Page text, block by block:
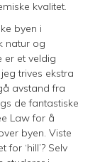
kvalitet.
byen i
natur og
er et veldig
trives ekstra
avstand fra
de fantastiske
Law for å
byen. Viste
‘hill’? Selv